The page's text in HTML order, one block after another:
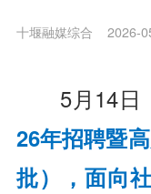
十堰融媒综合 2026-
5月14日
26年招聘暨
批），面向